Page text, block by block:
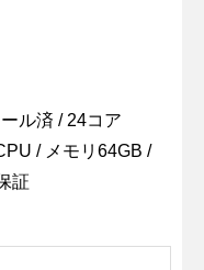
ル済 / 24コア
/ メモリ64GB /
証